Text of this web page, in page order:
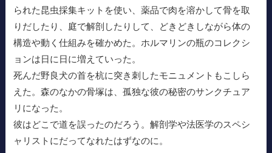
られた昆虫採集キットを使い、薬品で肉を溶かして骨を取
りだしたり、庭で解剖したりして、どきどきしながら体の
構造や動く仕組みを確かめた。ホルマリンの瓶のコレクシ
ョンは日に日に増えていった。
死んだ野良犬の首を杭に突き刺したモニュメントもこしら
えた。森のなかの骨塚は、孤独な彼の秘密のサンクチュア
リになった。
彼はどこで道を誤ったのだろう。解剖学や法医学のスペシ
ャリストにだってなれたはずなのに。